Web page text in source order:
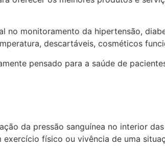
no monitoramento da hipertensão,
descartáveis, cosméticos
pensado para a saúde de
da pressão sanguínea no interior
físico ou vivência de uma